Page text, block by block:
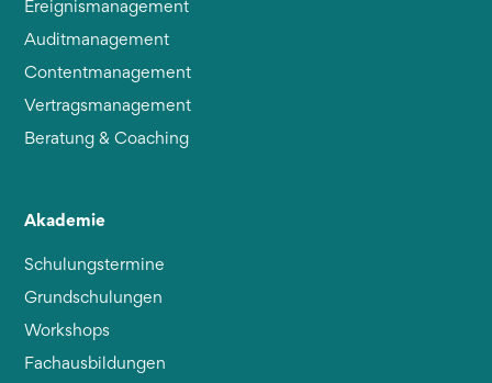
Ereignismanagement
Auditmanagement
Contentmanagement
Vertragsmanagement
Beratung & Coaching
Akademie
Schulungstermine
Grundschulungen
Workshops
Fachausbildungen